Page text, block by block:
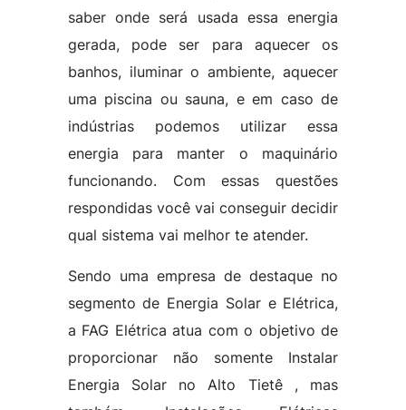
saber onde será usada essa energia
gerada, pode ser para aquecer os
banhos, iluminar o ambiente, aquecer
uma piscina ou sauna, e em caso de
indústrias podemos utilizar essa
energia para manter o maquinário
funcionando. Com essas questões
respondidas você vai conseguir decidir
qual sistema vai melhor te atender.
Sendo uma empresa de destaque no
segmento de Energia Solar e Elétrica,
a FAG Elétrica atua com o objetivo de
proporcionar não somente Instalar
Energia Solar no Alto Tietê , mas